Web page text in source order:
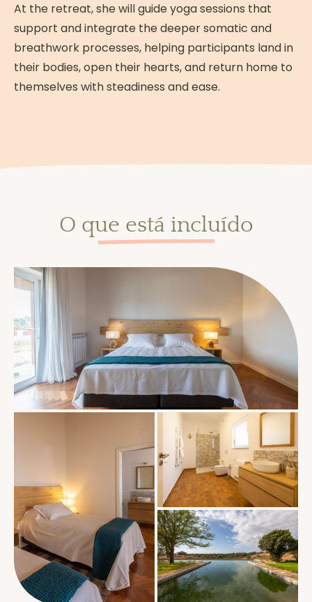
At the retreat, she will guide yoga sessions that
support and integrate the deeper somatic and
breathwork processes, helping participants land in
their bodies, open their hearts, and return home to
themselves with steadiness and ease.
O que está incluído